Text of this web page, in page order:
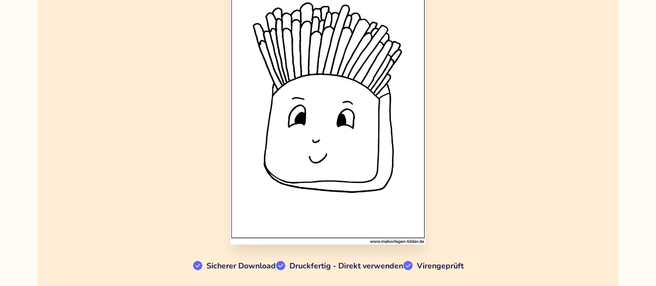
Sicherer Download Druckfertig - Direkt verwenden Virengeprüft